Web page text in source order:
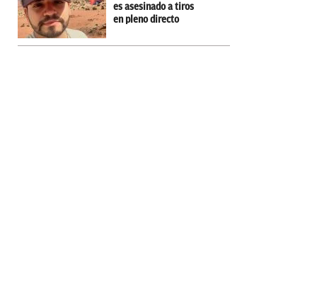
es asesinado a tiros
en pleno directo